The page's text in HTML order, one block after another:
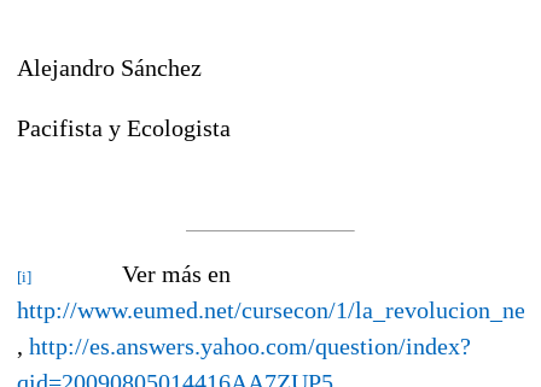
Alejandro Sánchez
Pacifista y Ecologista
[i]
Ver más en
http://www.eumed.net/cursecon/1/
, http://es.answers.yahoo.com/question/index?